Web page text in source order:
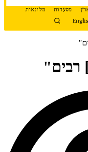
מסעדות
מלונאות
רבים"